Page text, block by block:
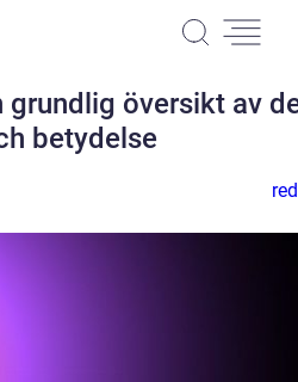
grundlig översikt av
betydelse